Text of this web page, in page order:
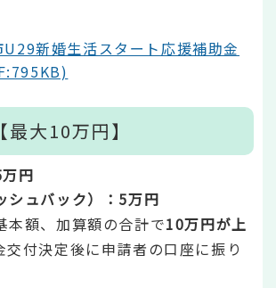
新婚生活スタート応援補助金
大10万円】
円
シュバック）：5万円
額、加算額の合計で10万円が上
交付決定後に申請者の口座に振り